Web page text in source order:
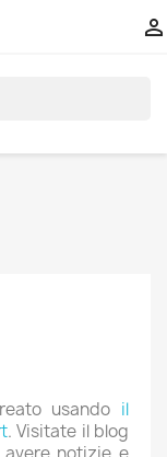

usando il
. Visitate il blog